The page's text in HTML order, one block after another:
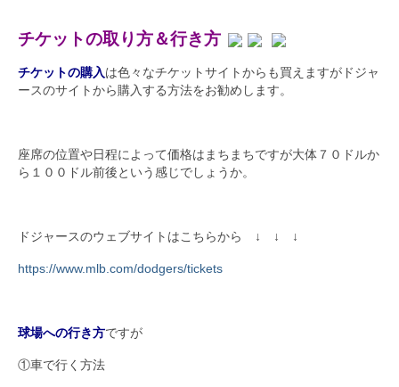
チケットの取り方＆行き方
チケットの購入は色々なチケットサイトからも買えますがドジャ
ースのサイトから購入する方法をお勧めします。
座席の位置や日程によって価格はまちまちですが大体７０ドルか
ら１００ドル前後という感じでしょうか。
ドジャースのウェブサイトはこちらから ↓ ↓ ↓
https://www.mlb.com/dodgers/tickets
球場への行き方ですが
①車で行く方法